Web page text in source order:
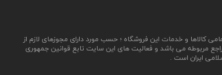
کالاها و خدمات این فروشگاه ؛ حسب مورد دارای مجوزهای لازم از
مربوطه می باشد و فعالیت های این سایت تابع قوانین جمهوری
ایران است .